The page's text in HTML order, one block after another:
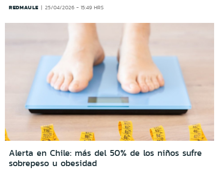
REDMAULE 25/04/2026 - 15:49 HRS
Alerta en Chile: más del 50% de los niños sufre
sobrepeso u obesidad